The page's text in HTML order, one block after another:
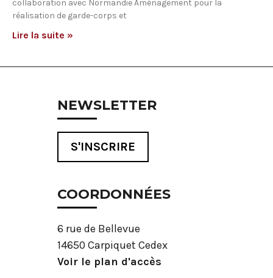
collaboration avec Normandie Aménagement pour la
réalisation de garde-corps et
Lire la suite »
NEWSLETTER
S'INSCRIRE
COORDONNÉES
6 rue de Bellevue
14650 Carpiquet Cedex
Voir le plan d'accès